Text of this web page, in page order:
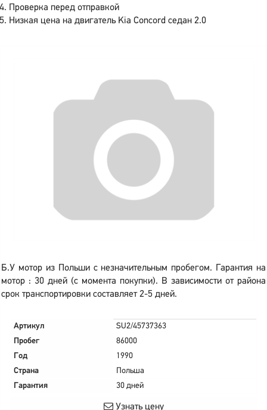
Проверка перед отправкой
Низкая цена на двигатель Kia Concord седан 2.0
Б.У мотор из Польши с незначительным пробегом. Гарантия на
мотор : 30 дней (с момента покупки). В зависимости от района
срок транспортировки составляет 2-5 дней.
Артикул
SU2/45737363
Пробег
86000
Год
1990
Страна
Польша
Гарантия
30 дней
Узнать цену